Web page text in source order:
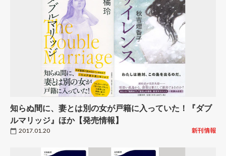
知らぬ間に、妻とは別の女が戸籍に入っていた！『ダブ
ルマリッジ』ほか【発売情報】
2017.01.20 新刊情報